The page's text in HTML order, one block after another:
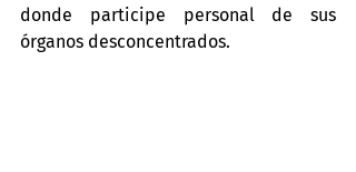
donde participe personal de sus
órganos desconcentrados.